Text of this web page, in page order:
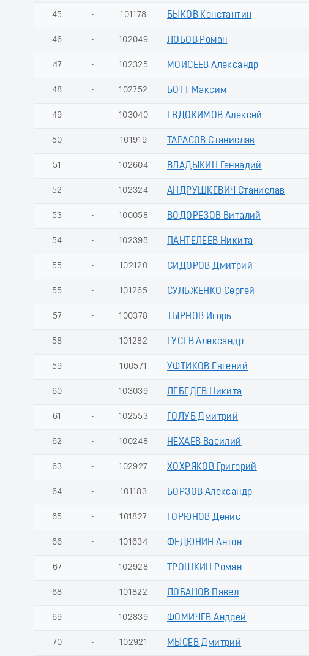
45 - 101178 БЫКОВ Константин
46 - 102049 ЛОБОВ Роман
47 - 102325 МОИСЕЕВ Александр
48 - 102752 БОТТ Максим
49 - 103040 ЕВДОКИМОВ Алексей
50 - 101919 ТАРАСОВ Станислав
51 - 102604 ВЛАДЫКИН Геннадий
52 - 102324 АНДРУШКЕВИЧ Станислав
53 - 100058 ВОДОРЕЗОВ Виталий
54 - 102395 ПАНТЕЛЕЕВ Никита
55 - 102120 СИДОРОВ Дмитрий
55 - 101265 СУЛЬЖЕНКО Сергей
57 - 100378 ТЫРНОВ Игорь
58 - 101282 ГУСЕВ Александр
59 - 100571 УФТИКОВ Евгений
60 - 103039 ЛЕБЕДЕВ Никита
61 - 102553 ГОЛУБ Дмитрий
62 - 100248 НЕХАЕВ Василий
63 - 102927 ХОХРЯКОВ Григорий
64 - 101183 БОРЗОВ Александр
65 - 101827 ГОРЮНОВ Денис
66 - 101634 ФЕДЮНИН Антон
67 - 102928 ТРОШКИН Роман
68 - 101822 ЛОБАНОВ Павел
69 - 102839 ФОМИЧЕВ Андрей
70 - 102921 МЫСЕВ Дмитрий